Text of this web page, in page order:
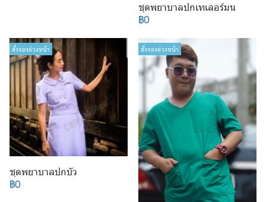
ชุดพยาบาลปกเทเลอร์มน
฿0
สั่งจองล่วงหน้า
ชุดพยาบาลปกบัว
฿0
สั่งจองล่วงหน้า